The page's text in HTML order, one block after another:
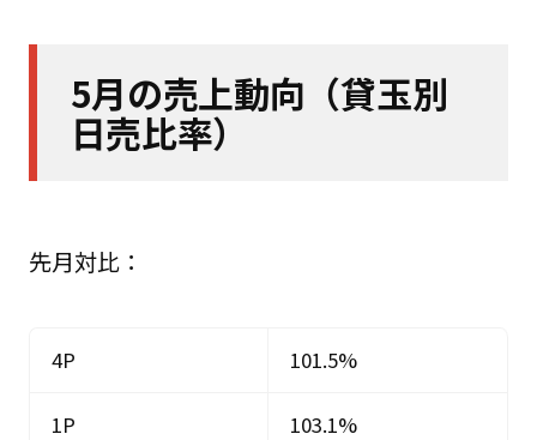
5月の売上動向（貸玉別
日売比率）
先月対比：
4P 101.5%
1P 103.1%